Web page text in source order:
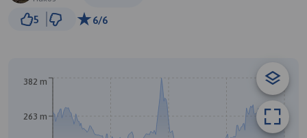
5 6/6
263 m
382 m